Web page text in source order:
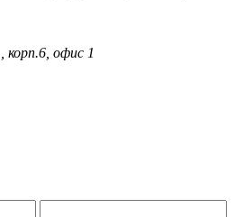
корп.6, офис 1